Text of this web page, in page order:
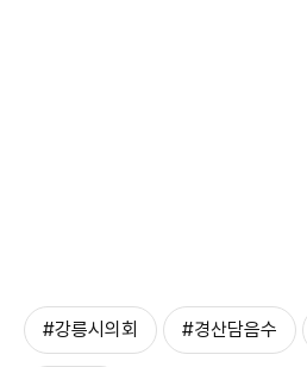
#강릉시의회 #경산담음수